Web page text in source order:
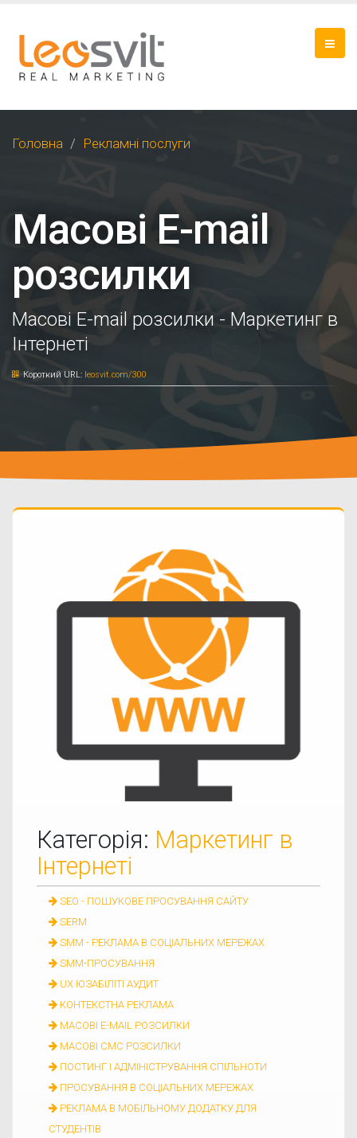
Головна Рекламні послуги
Масові E-mail
розсилки
Масові E-mail розсилки - Маркетинг в
Інтернеті
Короткий URL: leosvit.com/300
Категорія: Маркетинг в
Інтернеті
SEO - ПОШУКОВЕ ПРОСУВАННЯ САЙТУ
SERM
SMM - РЕКЛАМА В СОЦІАЛЬНИХ МЕРЕЖАХ
SMM-ПРОСУВАННЯ
UX ЮЗАБІЛІТІ АУДИТ
КОНТЕКСТНА РЕКЛАМА
МАСОВІ E-MAIL РОЗСИЛКИ
МАСОВІ СМС РОЗСИЛКИ
ПОСТИНГ І АДМІНІСТРУВАННЯ СПІЛЬНОТИ
ПРОСУВАННЯ В СОЦІАЛЬНИХ МЕРЕЖАХ
РЕКЛАМА В МОБІЛЬНОМУ ДОДАТКУ ДЛЯ
СТУДЕНТІВ